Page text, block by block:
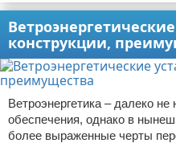
конструкции,
Ветроэнергетика – далеко не
обеспечения, однако в
более выраженные черты